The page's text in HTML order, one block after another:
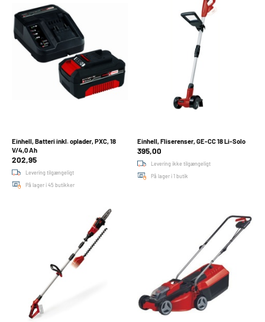
Einhell, Batteri inkl. oplader, PXC, 18
V/4,0 Ah
202,95
Levering tilgængeligt
På lager i 45 butikker
Einhell, Fliserenser, GE-CC 18 Li-Solo
395,00
Levering ikke tilgængeligt
På lager i 1 butik